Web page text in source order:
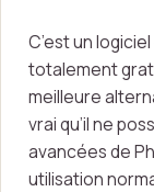
C’est un
totalement
meilleure
vrai qu’il ne
avancées de
utilisation